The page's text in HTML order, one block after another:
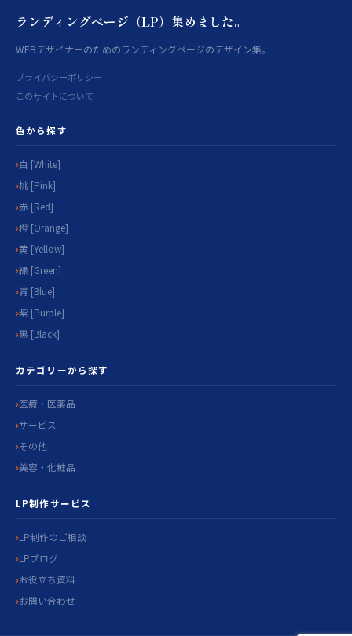
ランディングページ（LP）集めました。
WEBデザイナーのためのランディングページのデザイン集。
プライバシーポリシー
このサイトについて
色から探す
白 [White]
桃 [Pink]
赤 [Red]
橙 [Orange]
黄 [Yellow]
緑 [Green]
青 [Blue]
紫 [Purple]
黒 [Black]
カテゴリーから探す
医療・医薬品
サービス
その他
美容・化粧品
LP制作サービス
LP制作のご相談
LPブログ
お役立ち資料
お問い合わせ